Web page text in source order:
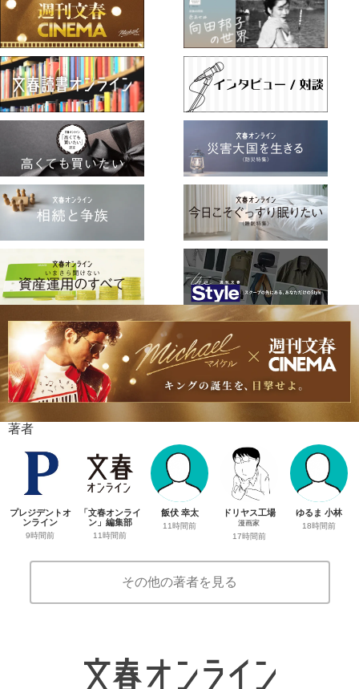
著者
プレジデントオ
ンライン
9時間前
「文春オンライ
ン」編集部
11時間前
飯伏 幸太
11時間前
ドリヤス工場
漫画家
17時間前
ゆるま 小林
18時間前
その他の著者を見る